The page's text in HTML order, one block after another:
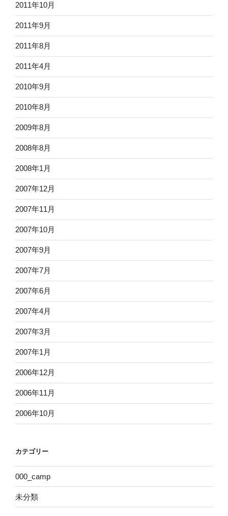
2011年10月
2011年9月
2011年8月
2011年4月
2010年9月
2010年8月
2009年8月
2008年8月
2008年1月
2007年12月
2007年11月
2007年10月
2007年9月
2007年7月
2007年6月
2007年4月
2007年3月
2007年1月
2006年12月
2006年11月
2006年10月
カテゴリー
000_camp
未分類